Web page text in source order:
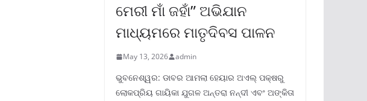
ମେରୀ ମାଁ ଜହାଁ” ଅଭିଯାନ
ମାଧ୍ୟମରେ ମାତୃଦିବସ ପାଳନ
May 13, 2026 admin
ଭୁବନେଶ୍ୱର: ଡାବର ଆମଲା ହେୟାର ଅଏଲ୍ ପକ୍ଷରୁ
ଲୋକପ୍ରିୟ ଗାୟିକା ଯୁଗଳ ଅନ୍ତରା ନନ୍ଦୀ ଏବଂ ଅଙ୍କିତା